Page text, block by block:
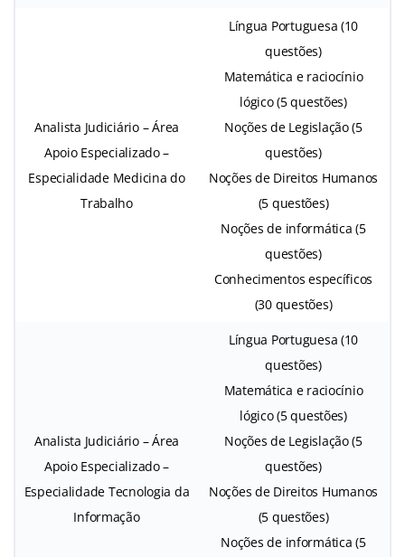
Analista Judiciário – Área
Apoio Especializado –
Especialidade Medicina do
Trabalho
Língua Portuguesa (10
questões)
Matemática e raciocínio
lógico (5 questões)
Noções de Legislação (5
questões)
Noções de Direitos Humanos
(5 questões)
Noções de informática (5
questões)
Conhecimentos específicos
(30 questões)
Analista Judiciário – Área
Apoio Especializado –
Especialidade Tecnologia da
Informação
Língua Portuguesa (10
questões)
Matemática e raciocínio
lógico (5 questões)
Noções de Legislação (5
questões)
Noções de Direitos Humanos
(5 questões)
Noções de informática (5